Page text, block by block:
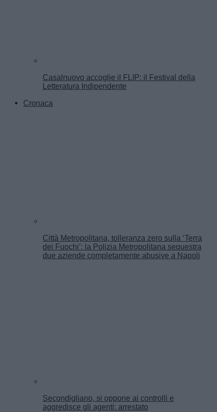
Casalnuovo accoglie il FLIP: il Festival della
Letteratura Indipendente
Cronaca
Città Metropolitana, tolleranza zero sulla ‘Terra
dei Fuochi’: la Polizia Metropolitana sequestra
due aziende completamente abusive a Napoli
Secondigliano, si oppone ai controlli e
aggredisce gli agenti: arrestato